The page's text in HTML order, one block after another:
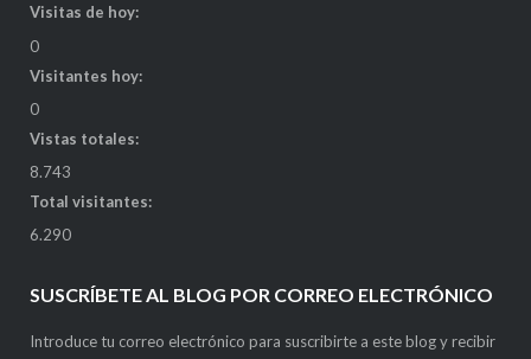
Visitas de hoy:
0
Visitantes hoy:
0
Vistas totales:
8.743
Total visitantes:
6.290
SUSCRÍBETE AL BLOG POR CORREO ELECTRÓNICO
Introduce tu correo electrónico para suscribirte a este blog y recibir